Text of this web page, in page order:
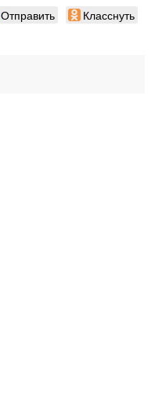
Отправить Класснуть